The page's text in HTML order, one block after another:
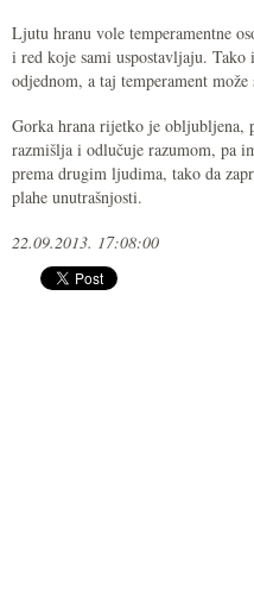
Ljutu hranu vole temperamentne
i red koje sami uspostavljaju.
odjednom, a taj temperament
Gorka hrana rijetko je obljubljena,
razmišlja i odlučuje razumom, pa
prema drugim ljudima, tako da
plahe unutrašnjosti.
22.09.2013. 17:08:00